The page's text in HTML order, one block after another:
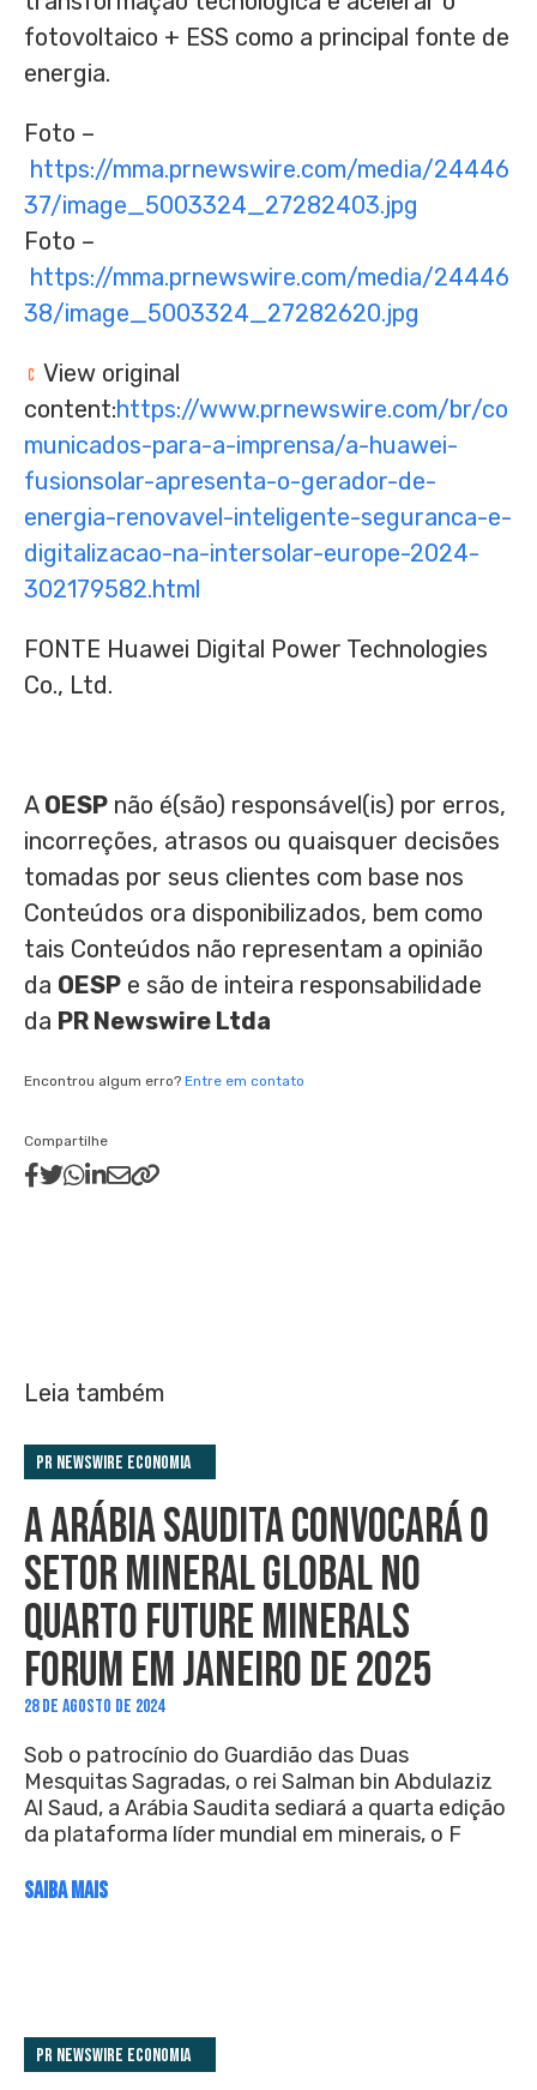
fotovoltaico + ESS como a principal fonte de
energia.
Foto –
https://mma.prnewswire.com/media/24446
37/image_5003324_27282403.jpg
Foto –
https://mma.prnewswire.com/media/24446
38/image_5003324_27282620.jpg
View original
content:https://www.prnewswire.com/br/co
municados-para-a-imprensa/a-huawei-
fusionsolar-apresenta-o-gerador-de-
energia-renovavel-inteligente-seguranca-e-
digitalizacao-na-intersolar-europe-2024-
302179582.html
FONTE Huawei Digital Power Technologies
Co., Ltd.
A OESP não é(são) responsável(is) por erros,
incorreções, atrasos ou quaisquer decisões
tomadas por seus clientes com base nos
Conteúdos ora disponibilizados, bem como
tais Conteúdos não representam a opinião
da OESP e são de inteira responsabilidade
da PR Newswire Ltda
Encontrou algum erro? Entre em contato
Compartilhe
Leia também
PR Newswire Economia
A ARÁBIA SAUDITA CONVOCARÁ O
SETOR MINERAL GLOBAL NO
QUARTO FUTURE MINERALS
FORUM EM JANEIRO DE 2025
28 DE AGOSTO DE 2024
Sob o patrocínio do Guardião das Duas
Mesquitas Sagradas, o rei Salman bin Abdulaziz
Al Saud, a Arábia Saudita sediará a quarta edição
da plataforma líder mundial em minerais, o F
SAIBA MAIS
PR Newswire Economia